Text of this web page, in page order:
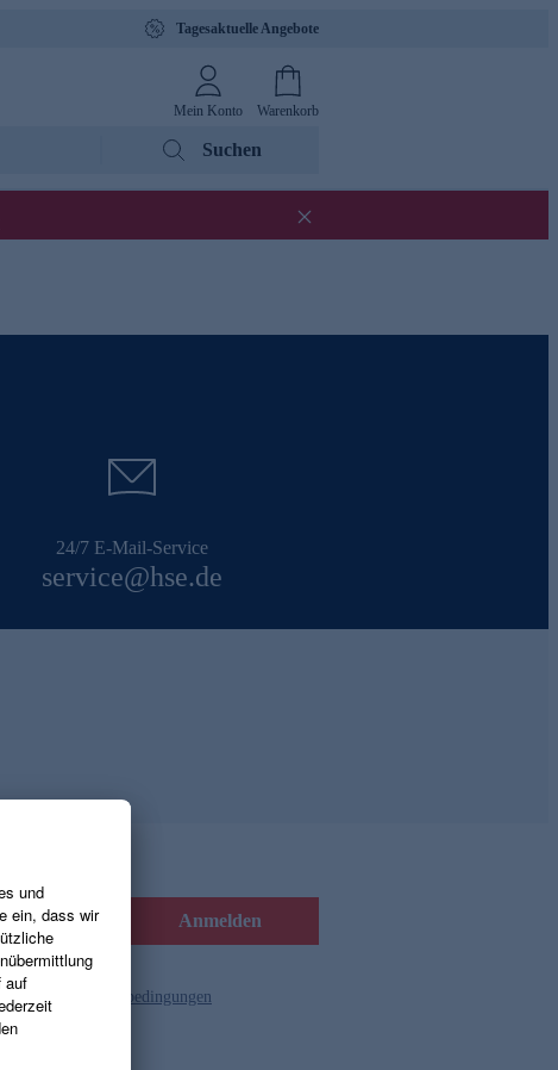
Tagesaktuelle Angebote
Mein Konto Warenkorb
Suchen
24/7 E-Mail-Service
service@hse.de
Anmelden
und die Gutscheinbedingungen